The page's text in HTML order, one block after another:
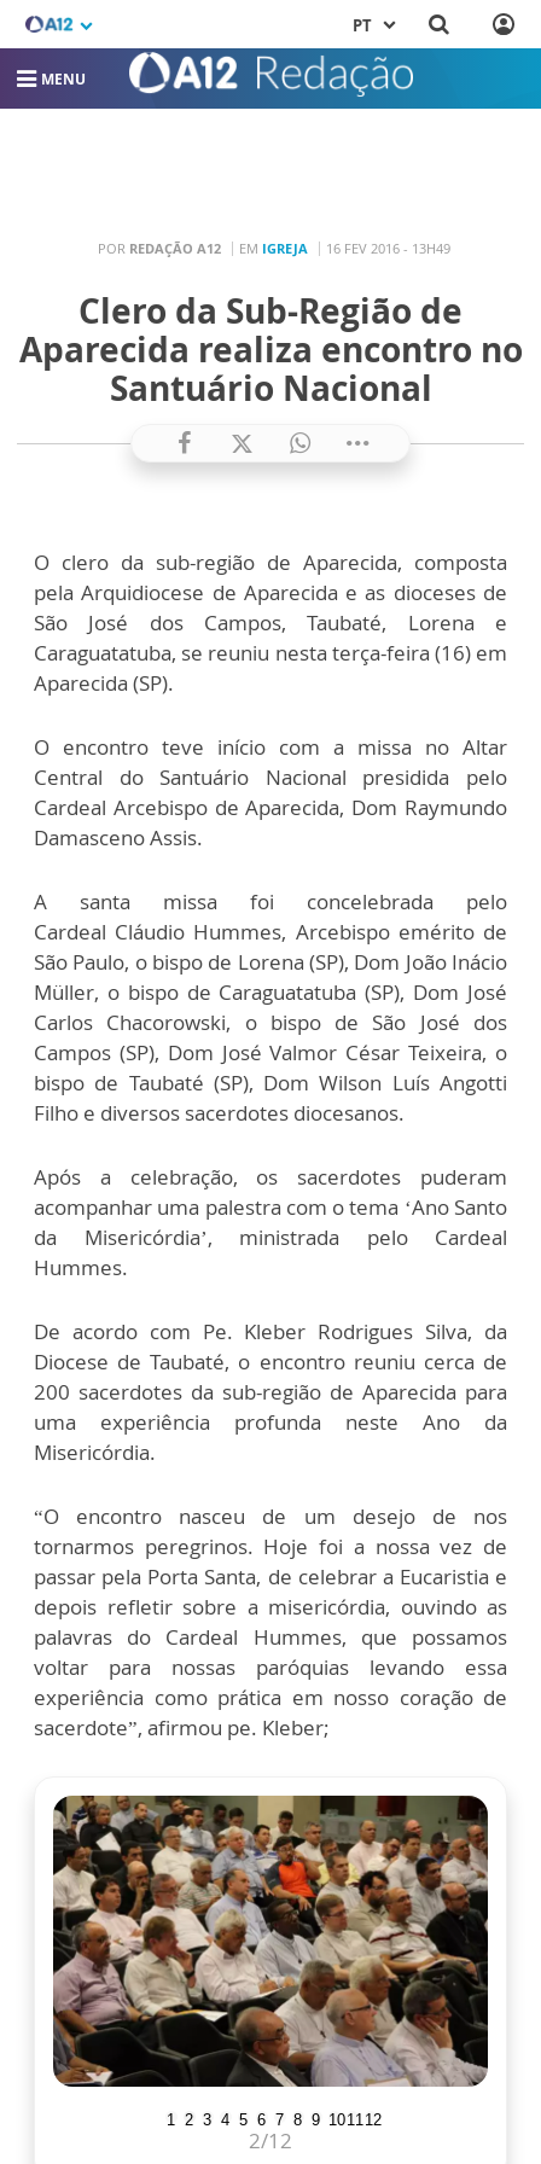
PT
MENU
POR REDAÇÃO A12 EM IGREJA 16 FEV 2016 - 13H49
Clero da Sub-Região de
Aparecida realiza encontro no
Santuário Nacional
O clero da sub-região de Aparecida, composta
pela Arquidiocese de Aparecida e as dioceses de
São José dos Campos, Taubaté, Lorena e
Caraguatatuba, se reuniu nesta terça-feira (16) em
Aparecida (SP).
O encontro teve início com a missa no Altar
Central do Santuário Nacional presidida pelo
Cardeal Arcebispo de Aparecida, Dom Raymundo
Damasceno Assis.
A santa missa foi concelebrada pelo
Cardeal Cláudio Hummes, Arcebispo emérito de
São Paulo, o bispo de Lorena (SP), Dom João Inácio
Müller, o bispo de Caraguatatuba (SP), Dom José
Carlos Chacorowski, o bispo de São José dos
Campos (SP), Dom José Valmor César Teixeira, o
bispo de Taubaté (SP), Dom Wilson Luís Angotti
Filho e diversos sacerdotes diocesanos.
Após a celebração, os sacerdotes puderam
acompanhar uma palestra com o tema ‘Ano Santo
da Misericórdia’, ministrada pelo Cardeal
Hummes.
De acordo com Pe. Kleber Rodrigues Silva, da
Diocese de Taubaté, o encontro reuniu cerca de
200 sacerdotes da sub-região de Aparecida para
uma experiência profunda neste Ano da
Misericórdia.
“O encontro nasceu de um desejo de nos
tornarmos peregrinos. Hoje foi a nossa vez de
passar pela Porta Santa, de celebrar a Eucaristia e
depois refletir sobre a misericórdia, ouvindo as
palavras do Cardeal Hummes, que possamos
voltar para nossas paróquias levando essa
experiência como prática em nosso coração de
sacerdote”, afirmou pe. Kleber;
1 2 3 4 5 6 7 8 9 1011 12
2/12